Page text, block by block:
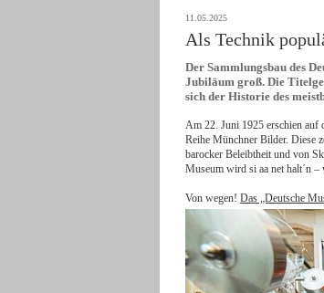
11.05.2025
Als Technik
Der Sammlungsbau des
Jubiläum groß. Die
sich der Historie des
Am 22. Juni 1925 erschien auf
Reihe Münchner Bilder. Diese
barocker Beleibtheit und von
Museum wird si aa net halt´n
Von wegen! Das „Deutsche